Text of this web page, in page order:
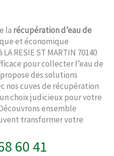
la récupération d’eau de
et économique
RESIE ST MARTIN 70140
pour collecter l’eau de
des solutions
nos cuves de récupération
choix judicieux pour votre
ensemble
transformer votre
60 41